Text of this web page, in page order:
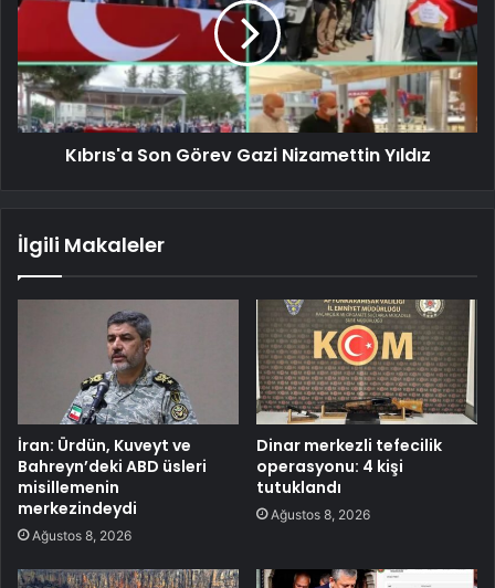
Kıbrıs'a Son Görev Gazi Nizamettin Yıldız
İlgili Makaleler
İran: Ürdün, Kuveyt ve
Bahreyn’deki ABD üsleri
misillemenin
merkezindeydi
Ağustos 8, 2026
Dinar merkezli tefecilik
operasyonu: 4 kişi
tutuklandı
Ağustos 8, 2026